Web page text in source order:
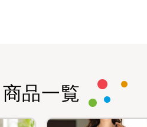
商品一覧